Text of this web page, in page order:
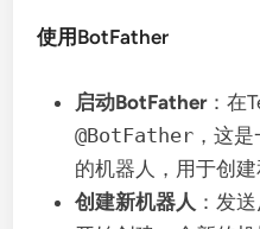
使用BotFather
启动BotFather：在
@BotFather ，这
的机器人，用于创建
创建新机器人 ：发送